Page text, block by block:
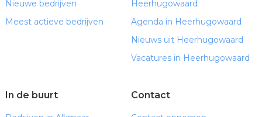
Nieuwe bedrijven
Meest actieve bedrijven
Heerhugowaard
Agenda in Heerhugowaard
Nieuws uit Heerhugowaard
Vacatures in Heerhugowaard
In de buurt Contact